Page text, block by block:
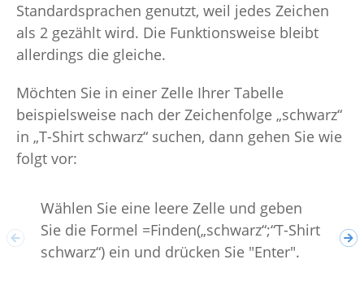
Standardsprachen genutzt, weil jedes Zeichen
als 2 gezählt wird. Die Funktionsweise bleibt
allerdings die gleiche.
Möchten Sie in einer Zelle Ihrer Tabelle
beispielsweise nach der Zeichenfolge „schwarz“
in „T-Shirt schwarz“ suchen, dann gehen Sie wie
folgt vor:
Wählen Sie eine leere Zelle und geben
Sie die Formel =Finden(„schwarz“;“T-Shirt
schwarz“) ein und drücken Sie "Enter".